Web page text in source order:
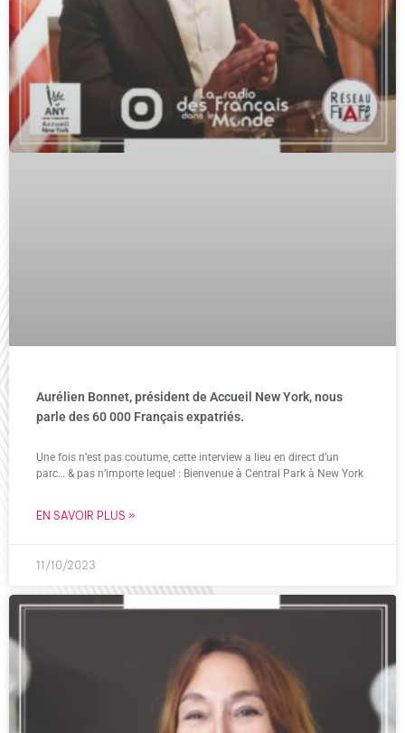
Aurélien Bonnet, président de Accueil New York, nous
parle des 60 000 Français expatriés.
Une fois n’est pas coutume, cette interview a lieu en direct d’un
parc… & pas n’importe lequel : Bienvenue à Central Park à New York
EN SAVOIR PLUS »
11/10/2023